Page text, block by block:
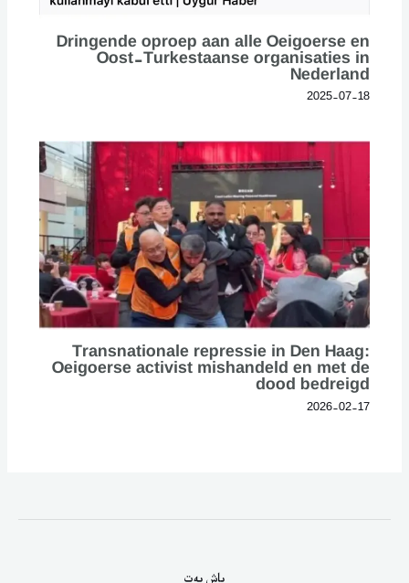
Dringende oproep aan alle Oeigoerse en
Oost-Turkestaanse organisaties in
Nederland
2025-07-18
Transnationale repressie in Den Haag:
Oeigoerse activist mishandeld en met de
dood bedreigd
2026-02-17
باش بەت